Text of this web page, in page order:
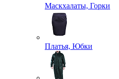
Маскхалаты, Горки
Платья, Юбки